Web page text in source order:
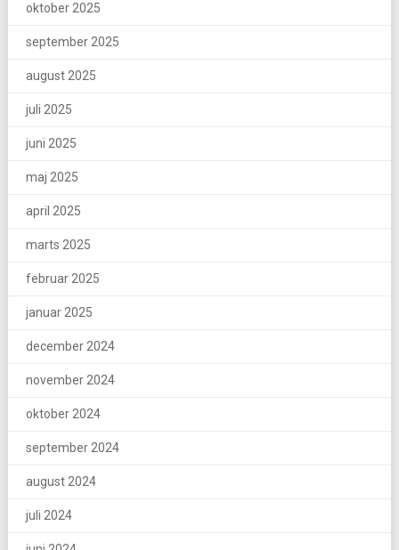
oktober 2025
september 2025
august 2025
juli 2025
juni 2025
maj 2025
april 2025
marts 2025
februar 2025
januar 2025
december 2024
november 2024
oktober 2024
september 2024
august 2024
juli 2024